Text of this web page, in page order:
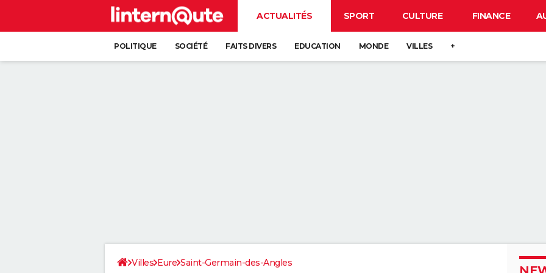
ACTUALITÉS SPORT CULTURE FINANCE
POLITIQUE SOCIÉTÉ FAITS DIVERS EDUCATION MONDE VILLES +
Villes Eure Saint-Germain-des-Angles